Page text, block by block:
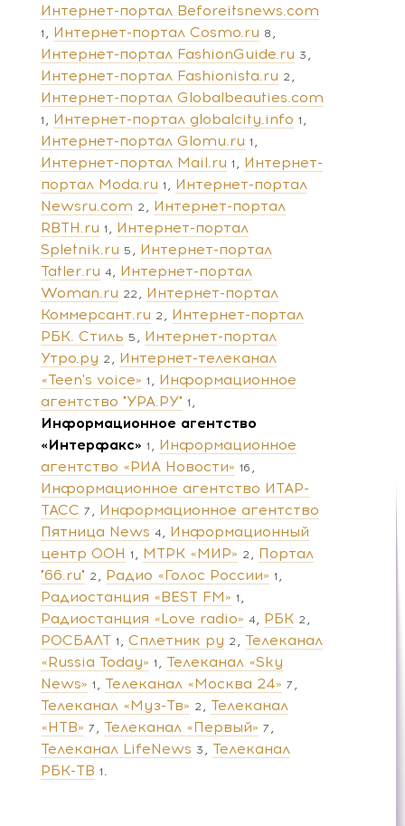
Интернет-портал Beforeitsnews.com
1 Интернет-портал Cosmo.ru 8
Интернет-портал FashionGuide.ru 3
Интернет-портал Fashionista.ru 2
Интернет-портал Globalbeauties.com
1 Интернет-портал globalcity.info 1
Интернет-портал Glomu.ru 1
Интернет-портал Mail.ru 1
Интернет-
портал Moda.ru 1
Интернет-портал
Newsru.com 2
Интернет-портал
RBTH.ru 1
Интернет-портал
Spletnik.ru 5
Интернет-портал
Tatler.ru 4
Интернет-портал
Woman.ru 22
Интернет-портал
Коммерсант.ru 2
Интернет-портал
РБК. Стиль 5
Интернет-портал
Утро.ру 2
Интернет-телеканал
«Teen's voice» 1
Информационное
агентство "УРА.РУ" 1
Информационное агентство
«Интерфакс» 1
Информационное
агентство «РИА Новости» 16
Информационное агентство ИТАР-
ТАСС 7
Информационное агентство
Пятница News 4
Информационный
центр ООН 1 МТРК «МИР» 2
Портал
"66.ru" 2 Радио «Голос России» 1
Радиостанция «BEST FM» 1
Радиостанция «Love radio» 4 РБК 2
РОСБАЛТ 1 Сплетник ру 2
Телеканал
«Russia Today» 1
Телеканал «Sky
News» 1 Телеканал «Москва 24» 7
Телеканал «Муз-Тв» 2
Телеканал
«НТВ» 7 Телеканал «Первый» 7
Телеканал LifeNews 3
Телеканал
РБК-ТВ 1